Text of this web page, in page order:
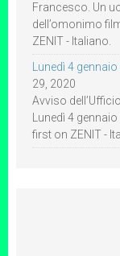
Francesco. Un
dell’omonimo
ZENIT - Italiano.
Lunedì 4
29, 2020
Avviso
Lunedì 4
first on ZENIT -